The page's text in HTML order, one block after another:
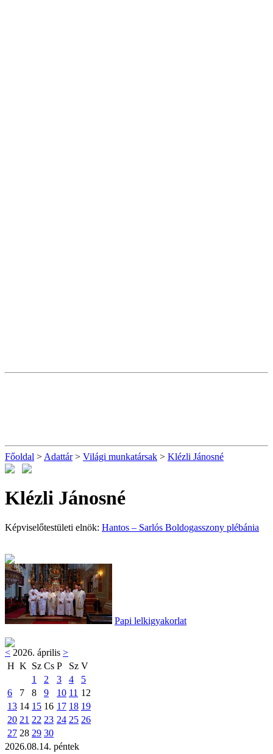
Főoldal > Adattár> Világi munkatársak > Klézli Jánosné
Klézli Jánosné
Képviselőtestületi elnök: Hantos – Sarlós Boldogasszony plébánia
Papi lelkigyakorlat
< 2026. április >
H K Sz Cs P Sz V
1
2 3 4
5
6
7 8 9 10 11 12
13 14 15 16 17 18 19
20 21 22 23 24 25 26
27 28 29 30
2026.08.14. péntek